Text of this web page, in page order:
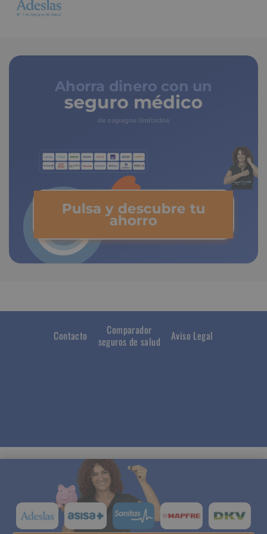
Ahorra dinero con un
seguro médico
de copagos limitados
Pulsa y descubre tu
ahorro
Contacto
Comparador
seguros de salud
Aviso Legal